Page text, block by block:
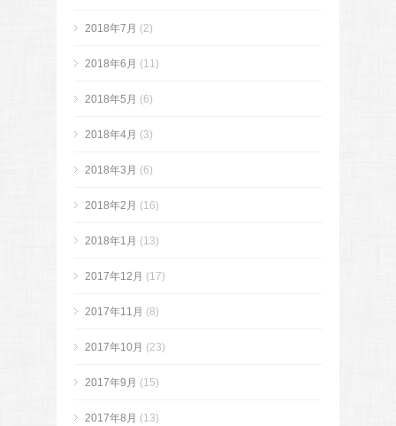
2018年7月 (2)
2018年6月 (11)
2018年5月 (6)
2018年4月 (3)
2018年3月 (6)
2018年2月 (16)
2018年1月 (13)
2017年12月 (17)
2017年11月 (8)
2017年10月 (23)
2017年9月 (15)
2017年8月 (13)